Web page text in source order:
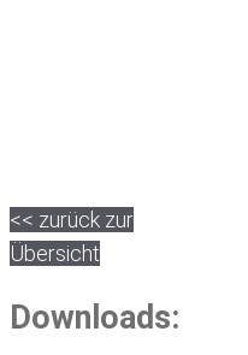
<< zurück zur
Übersicht
Downloads: